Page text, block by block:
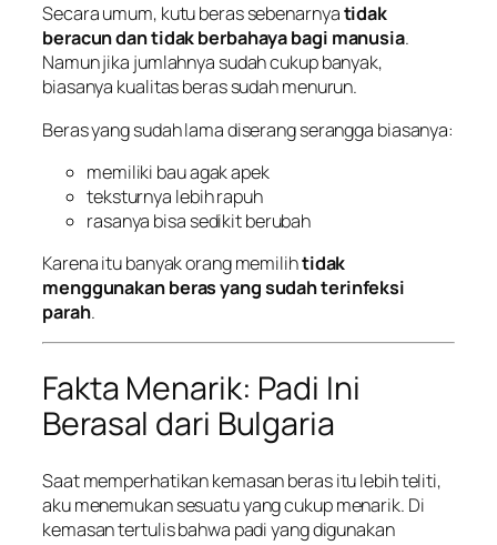
Secara umum, kutu beras sebenarnyatidak
beracun dan tidak berbahaya bagi manusia.
Namun jika jumlahnya sudah cukup banyak,
biasanya kualitas beras sudah menurun.
Beras yang sudah lama diserang serangga biasanya:
memiliki bau agak apek
teksturnya lebih rapuh
rasanya bisa sedikit berubah
Karena itu banyak orang memilihtidak
menggunakan beras yang sudah terinfeksi
parah.
Fakta Menarik: Padi Ini
Berasal dari Bulgaria
Saat memperhatikan kemasan beras itu lebih teliti,
aku menemukan sesuatu yang cukup menarik. Di
kemasan tertulis bahwa padi yang digunakan